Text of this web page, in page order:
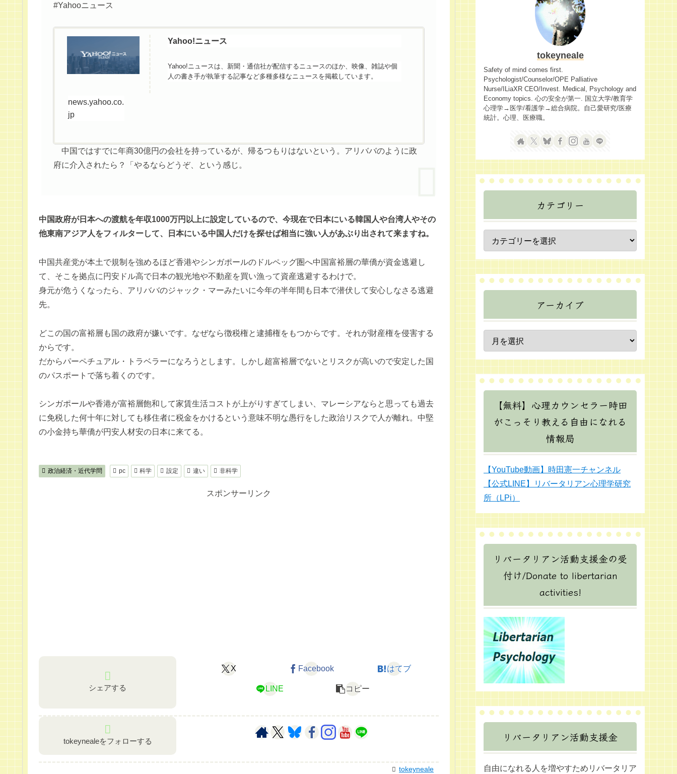
#Yahooニュース
Yahoo!ニュース
Yahoo!ニュースは、新聞・通信社が配信するニュースのほか、映像、雑誌や個
人の書き手が執筆する記事など多種多様なニュースを掲載しています。
news.yahoo.co.
jp
中国ではすでに年商30億円の会社を持っているが、帰るつもりはないという。アリババのように政
府に介入されたら？「やるならどうぞ、という感じ。
中国政府が日本への渡航を年収1000万円以上に設定しているので、今現在で日本にいる韓国人や台湾人やその
他東南アジア人をフィルターして、日本にいる中国人だけを探せば相当に強い人があぶり出されて来ますね。
中国共産党が本土で規制を強めるほど香港やシンガポールのドルペッグ圏へ中国富裕層の華僑が資金逃避し
て、そこを拠点に円安ドル高で日本の観光地や不動産を買い漁って資産逃避するわけで。
身元が危うくなったら、アリババのジャック・マーみたいに今年の半年間も日本で潜伏して安心しなさる逃避
先。
どこの国の富裕層も国の政府が嫌いです。なぜなら徴税権と逮捕権をもつからです。それが財産権を侵害する
からです。
だからパーペチュアル・トラベラーになろうとします。しかし超富裕層でないとリスクが高いので安定した国
のパスポートで落ち着くのです。
シンガポールや香港が富裕層飽和して家賃生活コストが上がりすぎてしまい、マレーシアならと思っても過去
に免税した何十年に対しても移住者に税金をかけるという意味不明な愚行をした政治リスクで人が離れ。中堅
の小金持ち華僑が円安人材安の日本に来てる。
政治経済・近代学問 pc 科学 設定 違い 非科学
スポンサーリンク
シェアする
X Facebook はてブ
LINE コピー
tokeynealeをフォローする
tokeyneale
tokeyneale
Safety of mind comes first.
Psychologist/Counselor/OPE Palliative
Nurse/ILiaXR CEO/Invest. Medical, Psychology and
Economy topics. 心の安全が第一. 国立大学/教育学
心理学→医学/看護学→総合病院。自己愛研究/医療
統計。心理、医療職。
カテゴリー
アーカイブ
【無料】心理カウンセラー時田
がこっそり教える自由になれる
情報局
【YouTube動画】時田憲一チャンネル
【公式LINE】リバータリアン心理学研究
所（LPi）
リバータリアン活動支援金の受
付け/Donate to libertarian
activities!
リバータリアン活動支援金
自由になれる人を増やすためリバータリア